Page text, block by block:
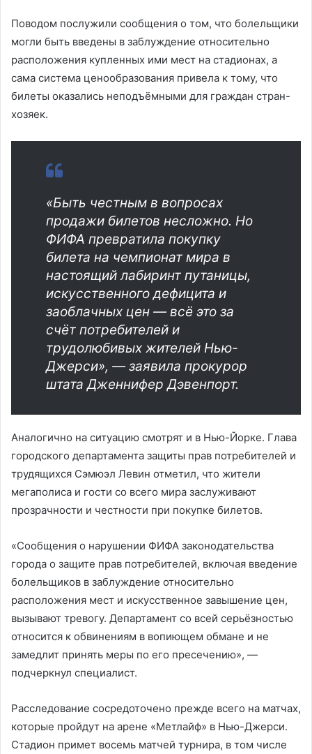
Поводом послужили сообщения о том, что болельщики
могли быть введены в заблуждение относительно
расположения купленных ими мест на стадионах, а
сама система ценообразования привела к тому, что
билеты оказались неподъёмными для граждан стран-
хозяек.
«Быть честным в вопросах
продажи билетов несложно. Но
ФИФА превратила покупку
билета на чемпионат мира в
настоящий лабиринт путаницы,
искусственного дефицита и
заоблачных цен — всё это за
счёт потребителей и
трудолюбивых жителей Нью-
Джерси», — заявила прокурор
штата Дженнифер Дэвенпорт.
Аналогично на ситуацию смотрят и в Нью-Йорке. Глава
городского департамента защиты прав потребителей и
трудящихся Сэмюэл Левин отметил, что жители
мегаполиса и гости со всего мира заслуживают
прозрачности и честности при покупке билетов.
«Сообщения о нарушении ФИФА законодательства
города о защите прав потребителей, включая введение
болельщиков в заблуждение относительно
расположения мест и искусственное завышение цен,
вызывают тревогу. Департамент со всей серьёзностью
относится к обвинениям в вопиющем обмане и не
замедлит принять меры по его пресечению», —
подчеркнул специалист.
Расследование сосредоточено прежде всего на матчах,
которые пройдут на арене «Метлайф» в Нью-Джерси.
Стадион примет восемь матчей турнира, в том числе